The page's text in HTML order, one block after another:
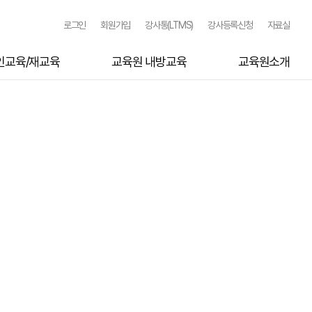
로그인 회원가입 강사통(LTMS) 강사등록신청 자료실
교육/재교육 교육원 내방교육 교육원소개